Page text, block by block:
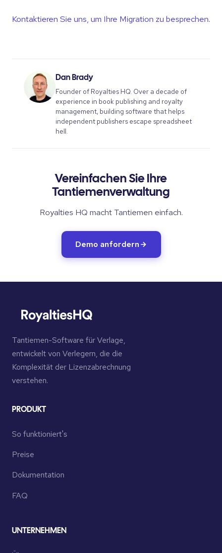
Kontaktieren Sie uns, um Ihre Migration zu besprechen.
Dan Brady
Founder of Royalties HQ. Over a decade of
experience in book publishing and royalty
management, building software that helps
independent publishers escape spreadsheet
hell.
Vereinfachen Sie Ihre
Tantiemenverwaltung
Royalties HQ macht Tantiemen einfach.
Demo anfordern
Tantiemen-Software für Verlage,
entwickelt von Verlegern, die die
Komplexität der Lizenzabrechnung
verstehen.
PRODUKT
So funktioniert's
Preise
Dokumentation
FAQ
UNTERNEHMEN